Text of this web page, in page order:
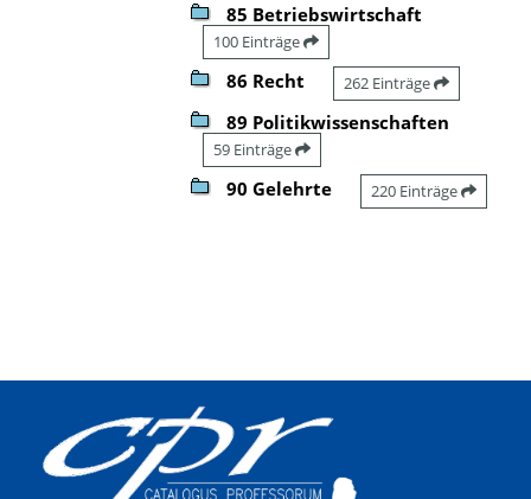
85 Betriebswirtschaft
100 Einträge
86 Recht 262 Einträge
89 Politikwissenschaften
59 Einträge
90 Gelehrte 220 Einträge